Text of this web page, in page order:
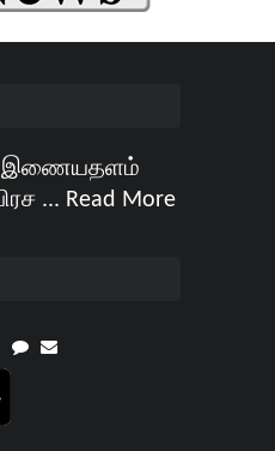
... Read More